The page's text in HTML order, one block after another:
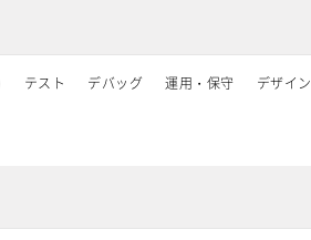
テスト デバッグ 運用・保守 デザイン